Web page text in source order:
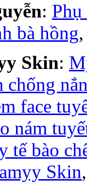
:
bà hồng
Skin:
chống
face
nám
tế bào
Skin